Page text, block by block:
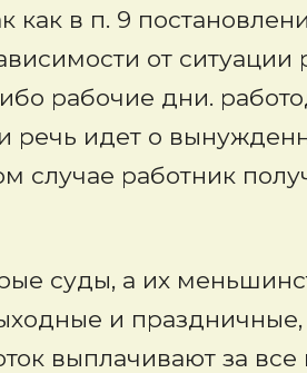
как в п. 9
от
рабочие дни.
речь идет о
случае работник
суды, а их
и праздничные,
выплачивают за